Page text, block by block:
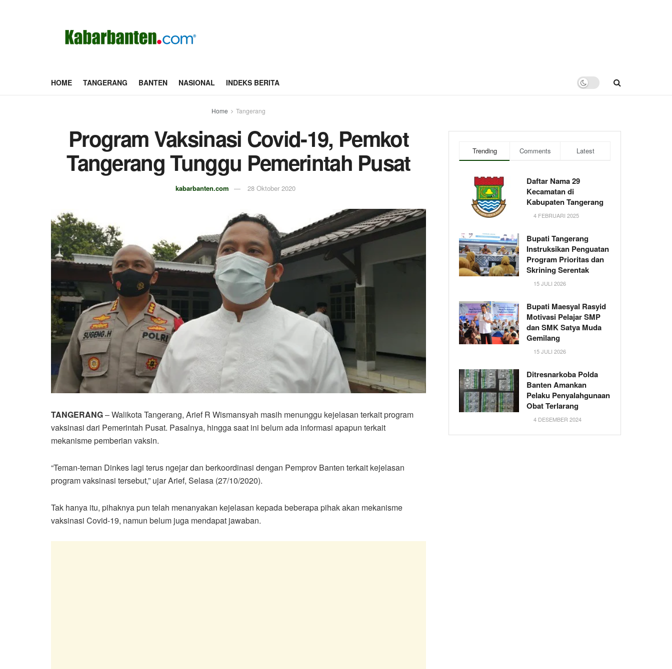
HOME TANGERANG BANTEN NASIONAL INDEKS BERITA
Home Tangerang
Program Vaksinasi Covid-19, Pemkot
Tangerang Tunggu Pemerintah Pusat
kabarbanten.com 28 Oktober 2020
TANGERANG– Walikota Tangerang, Arief R Wismansyah masih menunggu kejelasan terkait program
vaksinasi dari Pemerintah Pusat. Pasalnya, hingga saat ini belum ada informasi apapun terkait
mekanisme pemberian vaksin.
“Teman-teman Dinkes lagi terus ngejar dan berkoordinasi dengan Pemprov Banten terkait kejelasan
program vaksinasi tersebut,” ujar Arief, Selasa (27/10/2020).
Tak hanya itu, pihaknya pun telah menanyakan kejelasan kepada beberapa pihak akan mekanisme
vaksinasi Covid-19, namun belum juga mendapat jawaban.
Trending Comments Latest
Daftar Nama 29
Kecamatan di
Kabupaten Tangerang
4 FEBRUARI 2025
Bupati Tangerang
Instruksikan Penguatan
Program Prioritas dan
Skrining Serentak
15 JULI 2026
Bupati Maesyal Rasyid
Motivasi Pelajar SMP
dan SMK Satya Muda
Gemilang
15 JULI 2026
Ditresnarkoba Polda
Banten Amankan
Pelaku Penyalahgunaan
Obat Terlarang
4 DESEMBER 2024